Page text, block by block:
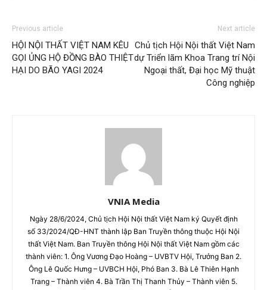
Previous article
HỘI NỘI THẤT VIỆT NAM KÊU
GỌI ỦNG HỘ ĐỒNG BÀO THIỆT
HẠI DO BÃO YAGI 2024
Next article
Chủ tịch Hội Nội thất Việt Nam
dự Triển lãm Khoa Trang trí Nội
Ngoại thất, Đại học Mỹ thuật
Công nghiệp
VNIA Media
Ngày 28/6/2024, Chủ tịch Hội Nội thất Việt Nam ký Quyết định
số 33/2024/QĐ-HNT thành lập Ban Truyền thông thuộc Hội Nội
thất Việt Nam. Ban Truyền thông Hội Nội thất Việt Nam gồm các
thành viên: 1. Ông Vương Đạo Hoàng – UVBTV Hội, Trưởng Ban 2.
Ông Lê Quốc Hưng – UVBCH Hội, Phó Ban 3. Bà Lê Thiên Hạnh
Trang – Thành viên 4. Bà Trần Thị Thanh Thủy – Thành viên 5.